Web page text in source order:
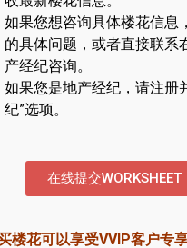
专区
中心楼花项目
社区介绍
如果您想咨询具体楼花信息
的具体问题，或者直接联系
产经纪咨询。
如果您是地产经纪，请注册
纪”选项。
在线提交WORKSHEET
楼花可以享受VVIP客户专